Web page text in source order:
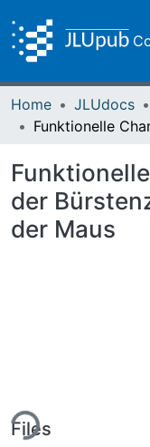
Home JLUdocs
der
der Maus
Files